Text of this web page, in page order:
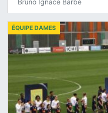
Bruno Ignace Barbé
ÉQUIPE DAMES